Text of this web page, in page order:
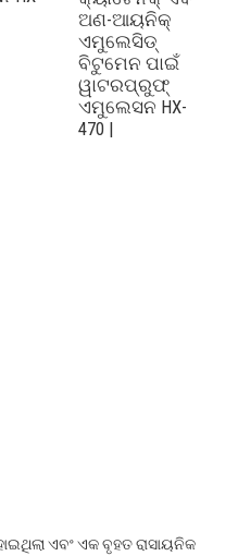
ଅଣ-ଆୟନିକ୍
ଏମୁଲେସିଡ୍
ବିଟୁମେନ ପାଇଁ
ୱାଟରପ୍ରୁଫ୍
ଏମୁଲେସନ HX-
470 |
ଏବଂ ଏକ ବୃହତ ରାସାୟନିକ